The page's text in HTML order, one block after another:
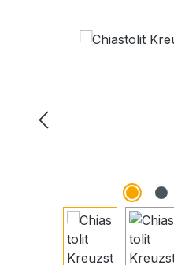
Bildergalerie